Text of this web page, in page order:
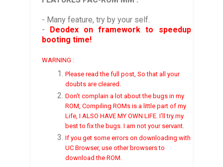
- Many feature, try by your self.
- Deodex on framework to speedup
booting time!
WARNING :
Please read the full post, So that all your
doubts are cleared.
Don't complain a lot about the bugs in my
ROM, Compiling ROMs is a little part of my
Life, I ALSO HAVE MY OWN LIFE. I'll try my
best to fix the bugs. I am not your servant.
If you get some errors on downloading with
UC Browser, use other browsers to
download the ROM.